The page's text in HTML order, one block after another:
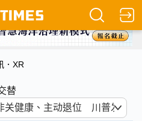
．XR
替